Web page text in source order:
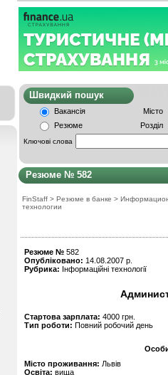
Швидкий
Вакансія
Місто
Резюме
Розділ
Ключові слова
Резюме № 582
FinStaff > Резюме в банке >
технологии
Резюме № 582
Опубліковано: 14.08.2007 р.
Рубрика: Інформаційні технології
Стартова зарплата: 4000 грн.
Тип роботи: Повний робочий день
Місто проживання: Львів
Освіта: вища